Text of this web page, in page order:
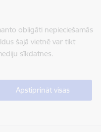
obligāti nepieciešamās
šajā vietnē var tikt
sīkdatnes.
Apstiprināt visas